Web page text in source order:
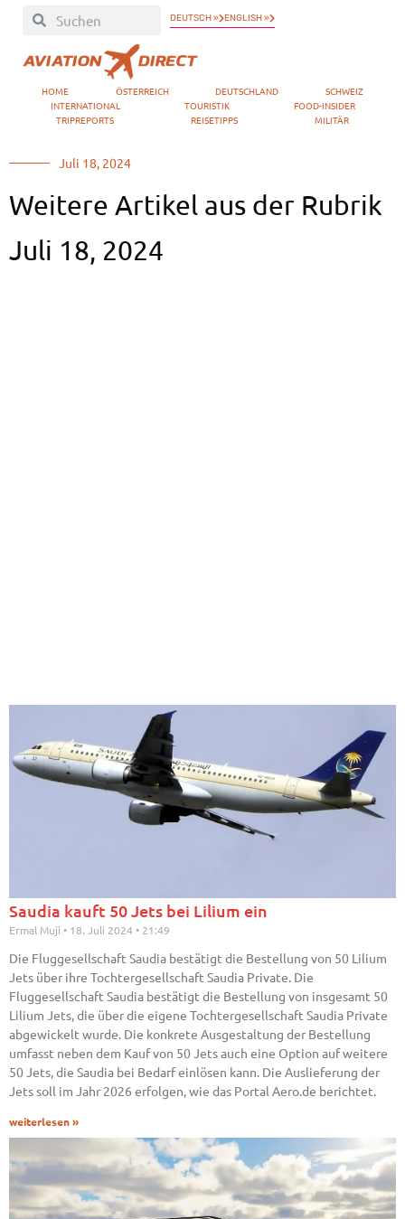
DEUTSCH » ENGLISH »
HOME ÖSTERREICH DEUTSCHLAND
SCHWEIZ
INTERNATIONAL
TOURISTIK
FOOD-INSIDER
TRIPREPORTS
REISETIPPS MILITÄR
Juli 18, 2024
Weitere Artikel aus der Rubrik
Juli 18, 2024
Saudia kauft 50 Jets bei Lilium ein
Ermal Muji 18. Juli 2024 21:49
Die Fluggesellschaft Saudia bestätigt die Bestellung von 50 Lilium
Jets über ihre Tochtergesellschaft Saudia Private. Die
Fluggesellschaft Saudia bestätigt die Bestellung von insgesamt 50
Lilium Jets, die über die eigene Tochtergesellschaft Saudia Private
abgewickelt wurde. Die konkrete Ausgestaltung der Bestellung
umfasst neben dem Kauf von 50 Jets auch eine Option auf weitere
50 Jets, die Saudia bei Bedarf einlösen kann. Die Auslieferung der
Jets soll im Jahr 2026 erfolgen, wie das Portal Aero.de berichtet.
weiterlesen »